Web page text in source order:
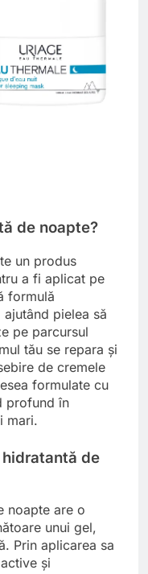
de noapte?
un produs
a fi aplicat pe
formulă
pielea să
pe parcursul
tău se repara și
de cremele
formulate cu
profund în
mari.
de
noapte are o
unui gel,
Prin aplicarea sa
și